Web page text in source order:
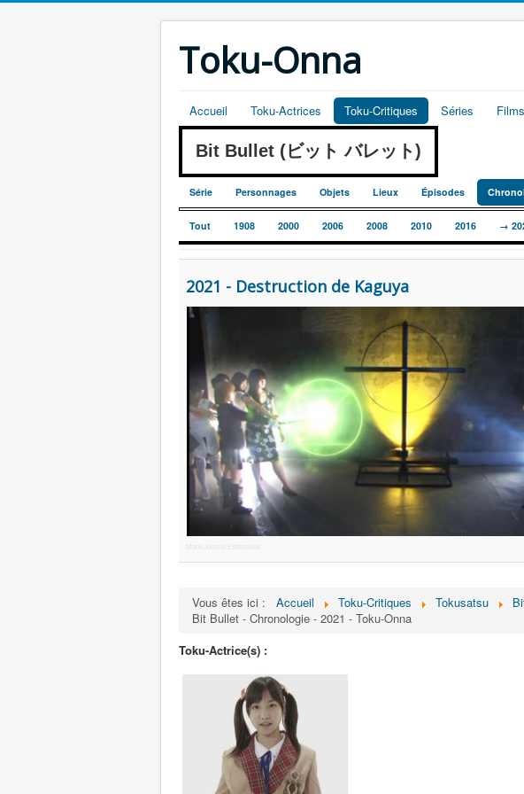
Toku-Onna
Accueil Toku-Actrices Toku-Critiques Séries Films
Bit Bullet (ビット バレット)
Série Personnages Objets Lieux Épisodes
Tout 1908 2000 2006 2008 2010 2016 →
2021 - Destruction de Kaguya
More Joomla Extensions
Vous êtes ici : Accueil Toku-Critiques Tokusatsu
Bit Bullet - Chronologie - 2021 - Toku-Onna
Toku-Actrice(s) :